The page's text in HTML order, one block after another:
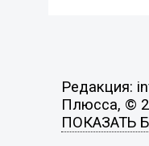
Редакция:
Плюсса, ©
ПОКАЗАТЬ